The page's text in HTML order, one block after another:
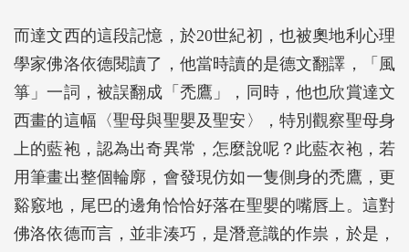
而達文西的這段記憶，於20世紀初，也被奧地利心理
學家佛洛依德閱讀了，他當時讀的是德文翻譯，「風
箏」一詞，被誤翻成「禿鷹」，同時，他也欣賞達文
西畫的這幅〈聖母與聖嬰及聖安〉，特別觀察聖母身
上的藍袍，認為出奇異常，怎麼說呢？此藍衣袍，若
用筆畫出整個輪廓，會發現仿如一隻側身的禿鷹，更
谿竅地，尾巴的邊角恰恰好落在聖嬰的嘴唇上。這對
佛洛依德而言，並非湊巧，是潛意識的作祟，於是，